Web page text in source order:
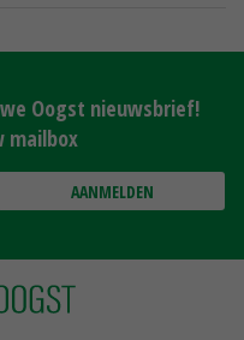
Oogst nieuwsbrief!
mailbox
AANMELDEN